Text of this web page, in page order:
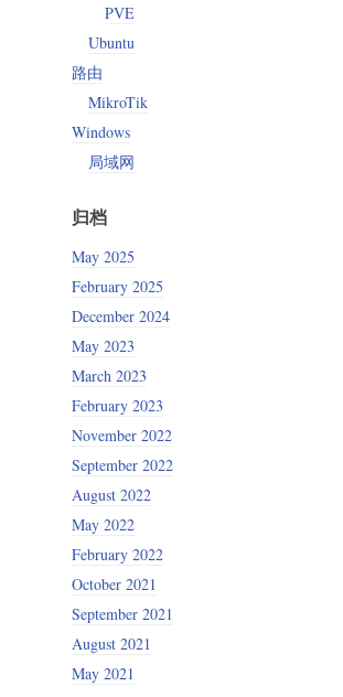
PVE
Ubuntu
路由
MikroTik
Windows
局域网
归档
May 2025
February 2025
December 2024
May 2023
March 2023
February 2023
November 2022
September 2022
August 2022
May 2022
February 2022
October 2021
September 2021
August 2021
May 2021